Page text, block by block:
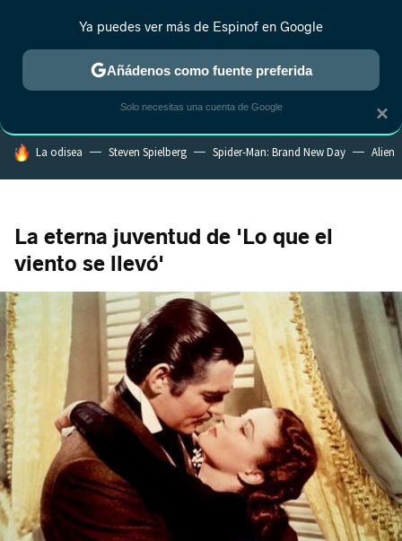
ESTRENOS REALITY ANIME RANKINGS CINE
HOY SE HABLA DE
La odisea Steven Spielberg Spider-Man: Brand New Day Alien
La eterna juventud de 'Lo que el
viento se llevó'
×
Ya puedes ver más de Espinof en Google
Añádenos como fuente preferida
Solo necesitas una cuenta de Google